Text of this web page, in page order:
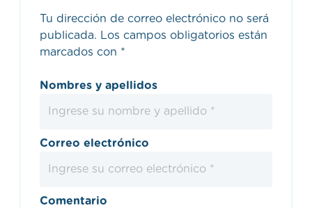
Tu dirección de correo electrónico no será
publicada. Los campos obligatorios están
marcados con *
Nombres y apellidos
Correo electrónico
Comentario